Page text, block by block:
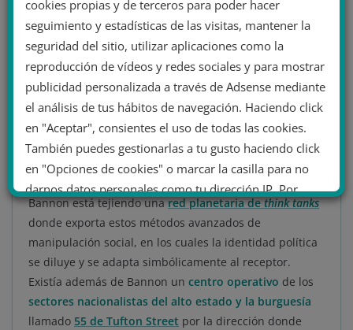
Como fruto de este clima de crispaciónla diputada
laborista Jo Cox fue asesinadapor elpermanencista
neonazi Thomas Mair.Tras la victoria delLeave,
Johnson y Cummings tomarían los mandosde la
política británica. Esta estrategia de campaña fue el
experimento para su replicación ese mismo año enlas
elecciones estadounidensesen las que Donald Trump
llegó al poderde la mano de Bannony se extendió a
todo el resto del mundo.
Bannon está tejiendo unared planetaria dethink tanks
donde exporta estos métodos avanzados de
manipulación social, en los cuales la identidad política
se diluye y se adapta simbólicamente al receptor.
Existía además de Bannon un centro operativo de los
sectores nacionalistas del alto estado y la burguesía
llamado 55 de Tufton Street por la dirección donde
cookies propias y de terceros para poder hacer
seguimiento y estadísticas de las visitas, mantener la
seguridad del sitio, utilizar aplicaciones como la
reproducción de vídeos y redes sociales y para mostrar
publicidad personalizada a través de Adsense mediante
el análisis de tus hábitos de navegación. Haciendo click
en "Aceptar", consientes el uso de todas las cookies.
También puedes gestionarlas a tu gusto haciendo click
en "Opciones de cookies" o marcar la casilla para no
darnos datos personales como tu dirección IP. Por
último, puedes leer nuestra Política de cookies.
No dar mi información personal
Opciones de cookies Aceptar cookies